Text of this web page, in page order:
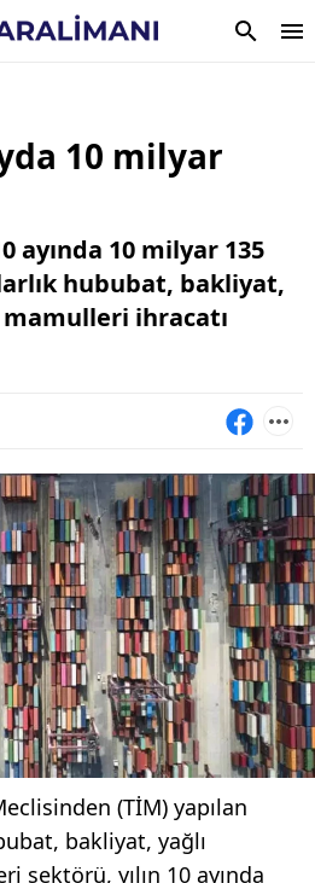
10 milyar
ayında 10 milyar 135
hububat, bakliyat,
ihracatı
(TİM) yapılan
bakliyat, yağlı
sektörü, yılın 10 ayında